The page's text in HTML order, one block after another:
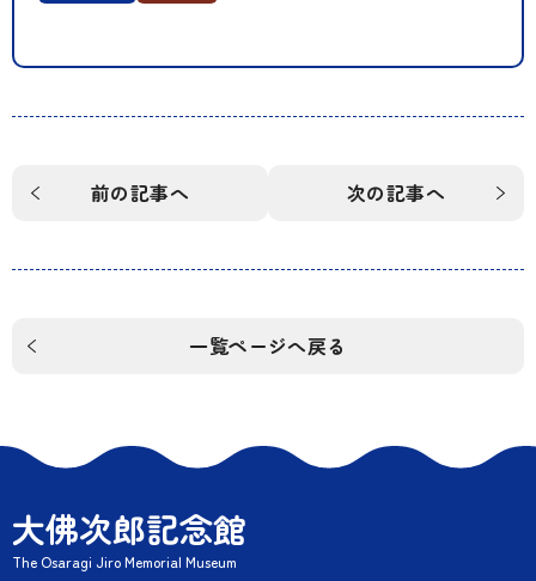
前の記事へ 次の記事へ
一覧ページへ戻る
大佛次郎記念館
The Osaragi Jiro Memorial Museum